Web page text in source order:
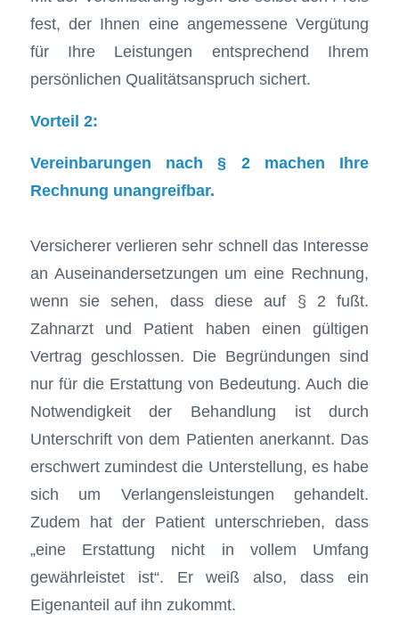
fest, der Ihnen eine angemessene Vergütung
für Ihre Leistungen entsprechend Ihrem
persönlichen Qualitätsanspruch sichert.
Vorteil 2:
Vereinbarungen nach § 2 machen Ihre
Rechnung unangreifbar.
Versicherer verlieren sehr schnell das Interesse
an Auseinandersetzungen um eine Rechnung,
wenn sie sehen, dass diese auf § 2 fußt.
Zahnarzt und Patient haben einen gültigen
Vertrag geschlossen. Die Begründungen sind
nur für die Erstattung von Bedeutung. Auch die
Notwendigkeit der Behandlung ist durch
Unterschrift von dem Patienten anerkannt. Das
erschwert zumindest die Unterstellung, es habe
sich um Verlangensleistungen gehandelt.
Zudem hat der Patient unterschrieben, dass
„eine Erstattung nicht in vollem Umfang
gewährleistet ist“. Er weiß also, dass ein
Eigenanteil auf ihn zukommt.